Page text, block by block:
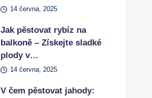
14 června, 2025
Jak pěstovat rybíz na
balkoně – Získejte sladké
plody v…
14 června, 2025
V čem pěstovat jahody: